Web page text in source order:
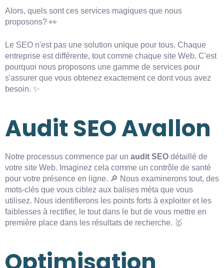
Alors, quels sont ces services magiques que nous
proposons? 👀
Le SEO n'est pas une solution unique pour tous. Chaque
entreprise est différente, tout comme chaque site Web. C'est
pourquoi nous proposons une gamme de services pour
s'assurer que vous obtenez exactement ce dont vous avez
besoin. ✨
Audit SEO Avallon
Notre processus commence par un audit SEO détaillé de
votre site Web. Imaginez cela comme un contrôle de santé
pour votre présence en ligne. 🔎 Nous examinerons tout, des
mots-clés que vous ciblez aux balises méta que vous
utilisez. Nous identifierons les points forts à exploiter et les
faiblesses à rectifier, le tout dans le but de vous mettre en
première place dans les résultats de recherche. 🥇